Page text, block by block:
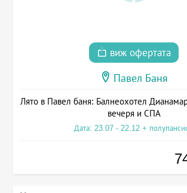
виж офертата
Павел Баня
Лято в Павел баня: Балнеохотел
вечеря и СПА
Дата: 23.07 - 22.12 +